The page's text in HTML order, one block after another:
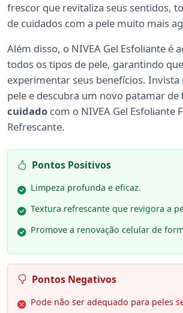
frescor que revitaliza seus sentidos,
de cuidados com a pele muito mais
Além disso, o NIVEA Gel Esfoliante é
todos os tipos de pele, garantindo
experimentar seus benefícios. Invista
pele e descubra um novo patamar de
cuidado com o NIVEA Gel Esfoliante
Refrescante.
Pontos Positivos
Limpeza profunda e eficaz.
Textura refrescante que revigora a
Promove a renovação celular de
Pontos Negativos
Pode não ser adequado para peles